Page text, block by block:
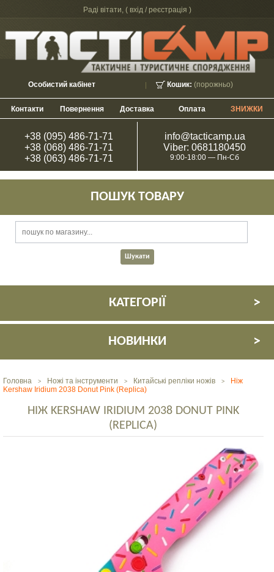
Раді вітати, ( вхід / реєстрація )
Кошик: (порожньо)
Особистий кабінет
Контакти Повернення Доставка Оплата ЗНИЖКИ
+38 (095) 486-71-71
+38 (068) 486-71-71
+38 (063) 486-71-71
info@tacticamp.ua
Viber: 0681180450
9:00-18:00 — Пн-Сб
ПОШУК ТОВАРУ
КАТЕГОРІЇ
НОВИНКИ
Головна > Ножі та інструменти > Китайські репліки ножів >
Ніж
Kershaw Iridium 2038 Donut Pink (Replica)
НІЖ KERSHAW IRIDIUM 2038 DONUT PINK
(REPLICA)